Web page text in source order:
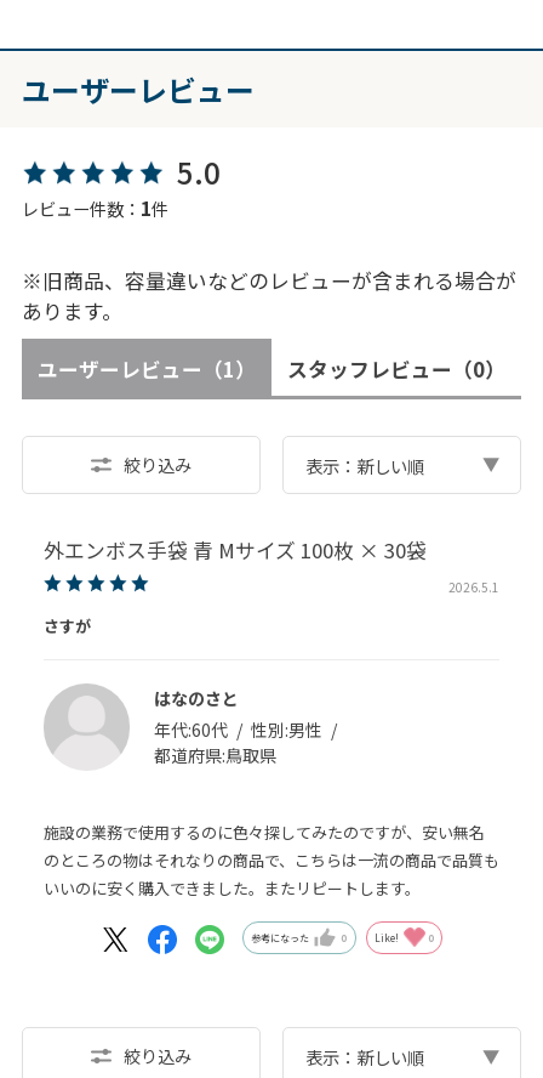
ユーザーレビュー
5.0
レビュー件数： 1件
※旧商品、容量違いなどのレビューが含まれる場合が
あります。
ユーザーレビュー （1） スタッフレビュー （0）
絞り込み 表示：新しい順
外エンボス手袋 青 Mサイズ 100枚 × 30袋
2026.5.1
さすが
はなのさと
年代:60代 性別:男性
都道府県:鳥取県
施設の業務で使用するのに色々探してみたのですが、安い無名
のところの物はそれなりの商品で、こちらは一流の商品で品質も
いいのに安く購入できました。またリピートします。
参考になった 0 Like! 0
絞り込み 表示：新しい順